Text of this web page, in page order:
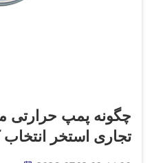
چگونه پمپ حرارتی
تجاری استخر انتخاب